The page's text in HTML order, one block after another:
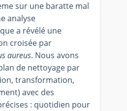
sur une baratte mal
analyse
a révélé une
croisée par
aureus. Nous avons
de nettoyage par
transformation,
avec des
: quotidien pour